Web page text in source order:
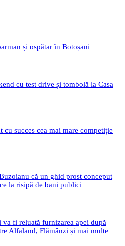
și ospătar în Botoșani
cu test drive și tombolă la Casa
cu succes cea mai mare competiție
că un ghid prost conceput
la risipă de bani publici
va fi reluată furnizarea apei după
Alfaland, Flămânzi și mai multe